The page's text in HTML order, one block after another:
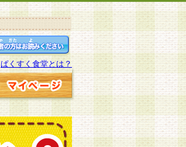
ぱくすく食堂とは？